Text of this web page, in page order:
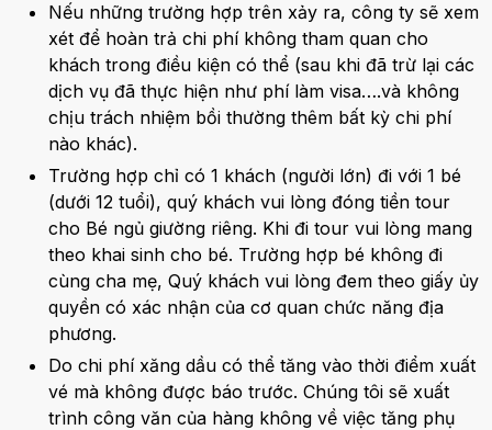
Nếu những trường hợp trên xảy ra, công ty sẽ xem
xét để hoàn trả chi phí không tham quan cho
khách trong điều kiện có thể (sau khi đã trừ lại các
dịch vụ đã thực hiện như phí làm visa….và không
chịu trách nhiệm bồi thường thêm bất kỳ chi phí
nào khác).
Trường hợp chỉ có 1 khách (người lớn) đi với 1 bé
(dưới 12 tuổi), quý khách vui lòng đóng tiền tour
cho Bé ngủ giường riêng. Khi đi tour vui lòng mang
theo khai sinh cho bé. Trường hợp bé không đi
cùng cha mẹ, Quý khách vui lòng đem theo giấy ủy
quyền có xác nhận của cơ quan chức năng địa
phương.
Do chi phí xăng dầu có thể tăng vào thời điểm xuất
vé mà không được báo trước. Chúng tôi sẽ xuất
trình công văn của hàng không về việc tăng phụ